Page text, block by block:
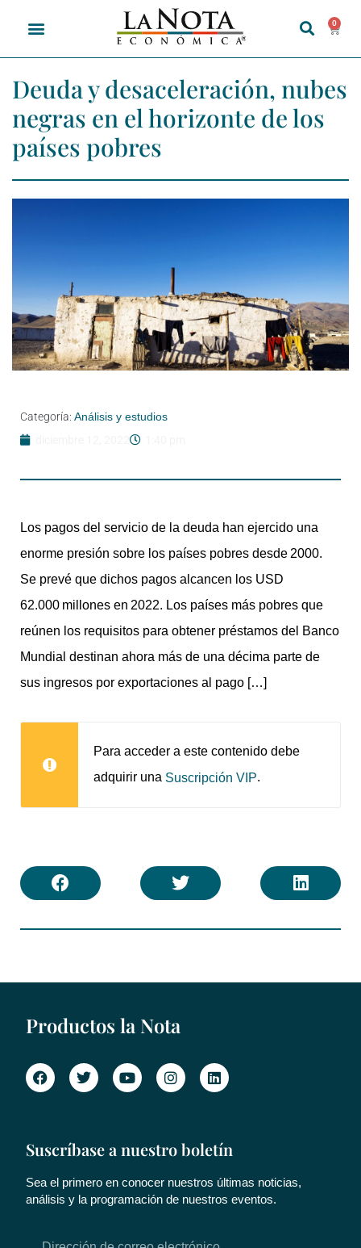
0
Deuda y desaceleración, nubes
negras en el horizonte de los
países pobres
Categoría: Análisis y estudios
Los pagos del servicio de la deuda han ejercido una
enorme presión sobre los países pobres desde 2000.
Se prevé que dichos pagos alcancen los USD
62.000 millones en 2022. Los países más pobres que
reúnen los requisitos para obtener préstamos del Banco
Mundial destinan ahora más de una décima parte de
sus ingresos por exportaciones al pago […]
Para acceder a este contenido debe
adquirir una Suscripción VIP.
Productos la Nota
Suscríbase a nuestro boletín
Sea el primero en conocer nuestros últimas noticias,
análisis y la programación de nuestros eventos.